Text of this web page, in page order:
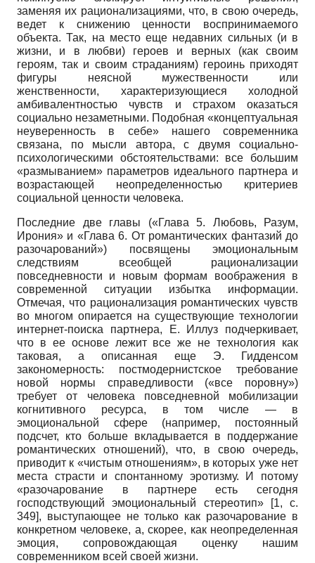
заменяя их рационализациями, что, в свою очередь,
ведет к снижению ценности воспринимаемого
объекта. Так, на место еще недавних сильных (и в
жизни, и в любви) героев и верных (как своим
героям, так и своим страданиям) героинь приходят
фигуры неясной мужественности или
женственности, характеризующиеся холодной
амбивалентностью чувств и страхом оказаться
социально незаметными. Подобная «концептуальная
неуверенность в себе» нашего современника
связана, по мысли автора, с двумя социально-
психологическими обстоятельствами: все большим
«размыванием» параметров идеального партнера и
возрастающей неопределенностью критериев
социальной ценности человека.
Последние две главы («Глава 5. Любовь, Разум,
Ирония» и «Глава 6. От романтических фантазий до
разочарований») посвящены эмоциональным
следствиям всеобщей рационализации
повседневности и новым формам воображения в
современной ситуации избытка информации.
Отмечая, что рационализация романтических чувств
во многом опирается на существующие технологии
интернет-поиска партнера, Е. Иллуз подчеркивает,
что в ее основе лежит все же не технология как
таковая, а описанная еще Э. Гидденсом
закономерность: постмодернистское требование
новой нормы справедливости («все поровну»)
требует от человека повседневной мобилизации
когнитивного ресурса, в том числе — в
эмоциональной сфере (например, постоянный
подсчет, кто больше вкладывается в поддержание
романтических отношений), что, в свою очередь,
приводит к «чистым отношениям», в которых уже нет
места страсти и спонтанному эротизму. И потому
«разочарование в партнере есть сегодня
господствующий эмоциональный стереотип»
[1, с.
349], выступающее не только как разочарование в
конкретном человеке, а, скорее, как неопределенная
эмоция, сопровождающая оценку нашим
современником всей своей жизни.